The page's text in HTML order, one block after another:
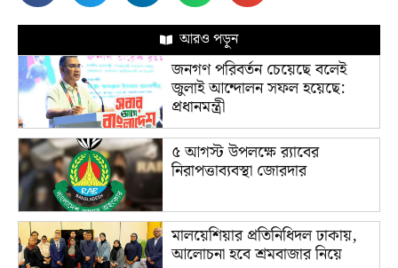
আরও পড়ুন
জনগণ পরিবর্তন চেয়েছে বলেই
জুলাই আন্দোলন সফল হয়েছে:
প্রধানমন্ত্রী
৫ আগস্ট উপলক্ষে র‌্যাবের
নিরাপত্তাব্যবস্থা জোরদার
মালয়েশিয়ার প্রতিনিধিদল ঢাকায়,
আলোচনা হবে শ্রমবাজার নিয়ে